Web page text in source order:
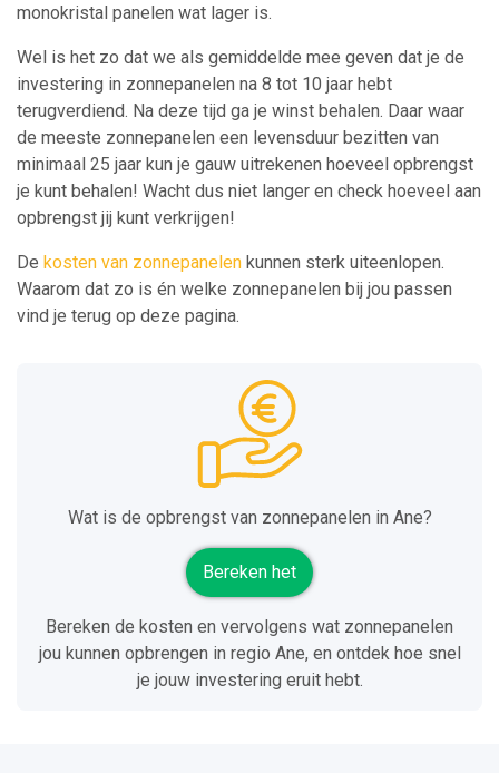
monokristal panelen wat lager is.
Wel is het zo dat we als gemiddelde mee geven dat je de
investering in zonnepanelen na 8 tot 10 jaar hebt
terugverdiend. Na deze tijd ga je winst behalen. Daar waar
de meeste zonnepanelen een levensduur bezitten van
minimaal 25 jaar kun je gauw uitrekenen hoeveel opbrengst
je kunt behalen! Wacht dus niet langer en check hoeveel aan
opbrengst jij kunt verkrijgen!
De kosten van zonnepanelen kunnen sterk uiteenlopen.
Waarom dat zo is én welke zonnepanelen bij jou passen
vind je terug op deze pagina.
Wat is de opbrengst van zonnepanelen in Ane?
Bereken het
Bereken de kosten en vervolgens wat zonnepanelen
jou kunnen opbrengen in regio Ane, en ontdek hoe snel
je jouw investering eruit hebt.